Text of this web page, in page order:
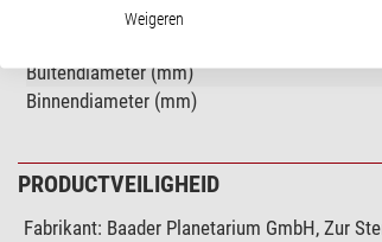
Buitendiameter (mm)
Binnendiameter (mm)
PRODUCTVEILIGHEID
Fabrikant: Baader Planetarium GmbH, Zur
Weigeren